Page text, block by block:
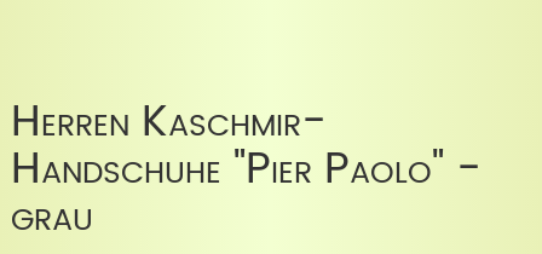
Herren Kaschmir-
Handschuhe "Pier Paolo" -
grau